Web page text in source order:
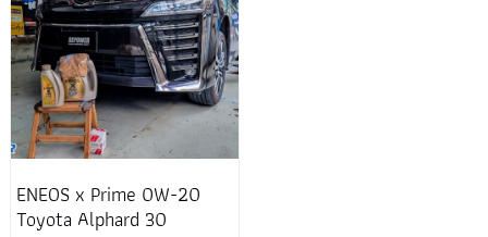
ENEOS x Prime 0W-20
Toyota Alphard 30